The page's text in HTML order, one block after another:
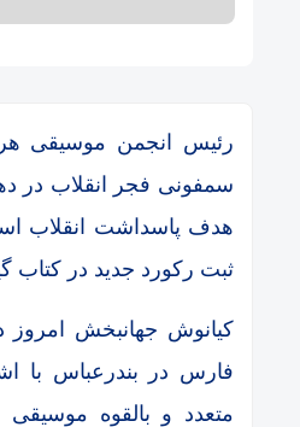
رئیس انجمن موسیقی
سمفونی فجر انقلاب در
هدف پاسداشت انقلاب
ثبت رکورد جدید در کتاب
کیانوش جهانبخش امروز
فارس در بندرعباس با
متعدد و بالقوه موسیقی